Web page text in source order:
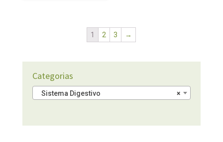
1 2 3 →
Categorias
×
Sistema Digestivo